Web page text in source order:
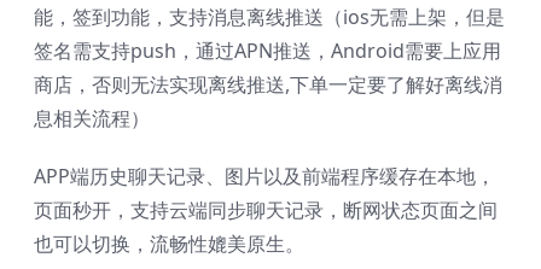
能，签到功能，支持消息离线推送（ios无需上架，但是
签名需支持push，通过APN推送，Android需要上应用
商店，否则无法实现离线推送,下单一定要了解好离线消
息相关流程）
APP端历史聊天记录、图片以及前端程序缓存在本地，
页面秒开，支持云端同步聊天记录，断网状态页面之间
也可以切换，流畅性媲美原生。